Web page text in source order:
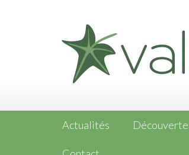
Actualités